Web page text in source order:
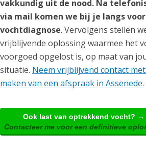
vakkundig uit de nood. Na
via mail komen we bij je langs
vochtdiagnose. Vervolgens stellen
vrijblijvende oplossing waarmee het
voorgoed opgelost is, op maat van
situatie. Neem vrijblijvend contact
maken van een afspraak in Assenede.
Ook last van optrekkend vocht? →
Contacteer me voor een definitieve